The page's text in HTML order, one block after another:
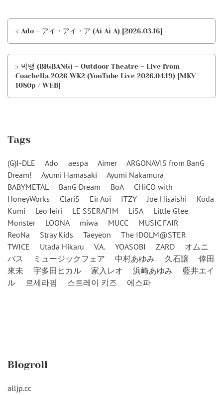
< Ado – アイ・アイ・ア (Ai Ai A) [2026.03.16]
> 빅뱅 (BIGBANG) – Outdoor Theatre – Live from
Coachella 2026 WK2 (YouTube Live 2026.04.19) [MKV
1080p / WEB]
Tags
(G)I-DLE Ado aespa Aimer
ARGONAVIS from BanG
Dream!
Ayumi Hamasaki
Ayumi Nakamura
BABYMETAL
BanG Dream BoA
CHiCO with
HoneyWorks
ClariS Eir Aoi ITZY Joe Hisaishi
Koda
Kumi
Leo Ieiri LE SSERAFIM LiSA
Little Glee
Monster
LOONA miwa MUCC
MUSIC FAIR
ReoNa
Stray Kids Taeyeon
The IDOLM@STER
TWICE
Utada Hikaru V.A. YOASOBI ZARD
オムニ
バス
ミュージックフェア 中村あゆみ 久石譲
倖田
來未
宇多田ヒカル 家入レオ 浜崎あゆみ
藍井エイ
ル
르세라핌 스트레이 키즈 에스파
Blogroll
alljp.cc